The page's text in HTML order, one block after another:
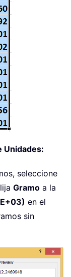
Unidades:
seleccione
Gramo a la
en el
sin